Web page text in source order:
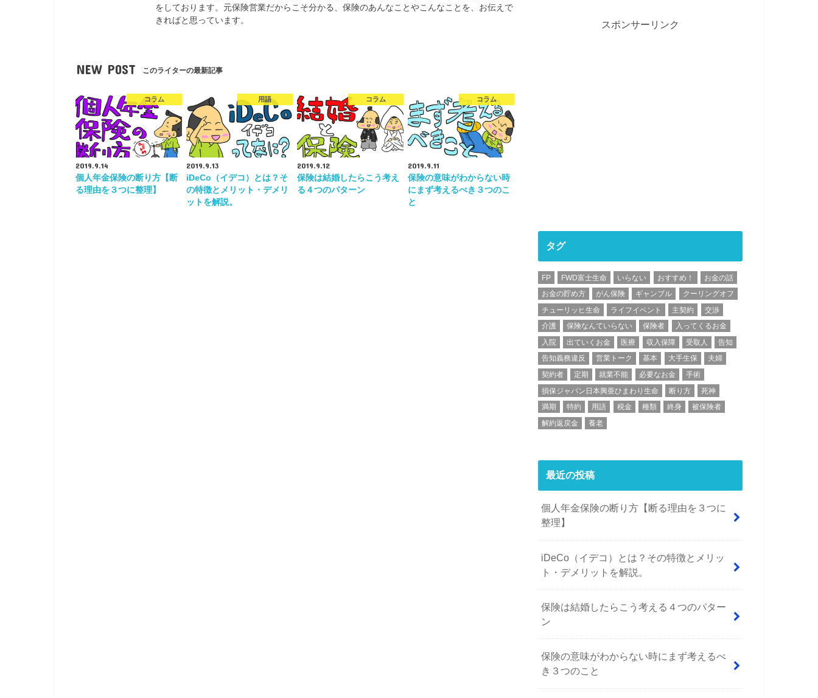
をしております。元保険営業だからこそ分かる、保険のあんなことやこんなことを、お伝えで
きればと思っています。
NEW POST このライターの最新記事
コラム
2019.9.14
個人年金保険の断り方【断
る理由を３つに整理】
用語
2019.9.13
iDeCo（イデコ）とは？そ
の特徴とメリット・デメリ
ットを解説。
コラム
2019.9.12
保険は結婚したらこう考え
る４つのパターン
コラム
2019.9.11
保険の意味がわからない時
にまず考えるべき３つのこ
と
スポンサーリンク
タグ
FP FWD富士生命 いらない おすすめ！
お金の話
お金の貯め方
がん保険 ギャンブル
クーリングオフ
チューリッヒ生命
ライフイベント 主契約
交渉
介護
保険なんていらない 保険者
入ってくるお金
入院
出ていくお金 医療 収入保障 受取人
告知
告知義務違反
営業トーク 基本 大手生保
夫婦
契約者
定期 就業不能 必要なお金
手術
損保ジャパン日本興亜ひまわり生命
断り方
死神
満期
特約 用語 税金 種類 終身
被保険者
解約返戻金
養老
最近の投稿
個人年金保険の断り方【断る理由を３つに
整理】
iDeCo（イデコ）とは？その特徴とメリッ
ト・デメリットを解説。
保険は結婚したらこう考える４つのパター
ン
保険の意味がわからない時にまず考えるべ
き３つのこと